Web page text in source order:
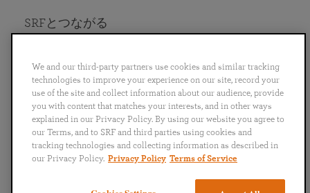
Deutsch Español Français
Italiano
Português
日本語 ไทย
SRFとつながる
Copyright © 2024 Self-Realization Fellowship. All Rights Reserved.（不許複製・禁無
個人情報保護方針 利用規約
We and our third-party partners use cookies and similar tracking
technologies to improve your experience on our site, record your
use of the site and collect information about our audience, provide
you with content that matches your interests, and in other ways
explained in our Privacy Policy. By using our website you agree to
our Terms, and to SRF and third parties using cookies and
tracking technologies and collecting information as described in
our Privacy Policy. Privacy Policy Terms of Service